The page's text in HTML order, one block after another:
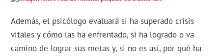
Además, el psicólogo evaluará si ha superado crisis
vitales y cómo las ha enfrentado, si ha logrado o va
camino de lograr sus metas y, si no es así, por qué ha